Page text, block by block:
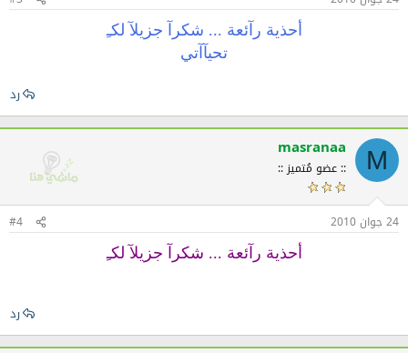
أحذية رآئعة ... شكرآ جزيلآ لكـِ
تحيآآتي
رد
M
masranaa
:: عضو مُتميز ::
24 جوان 2010 #4
أحذية رآئعة ... شكرآ جزيلآ لكـِ
رد